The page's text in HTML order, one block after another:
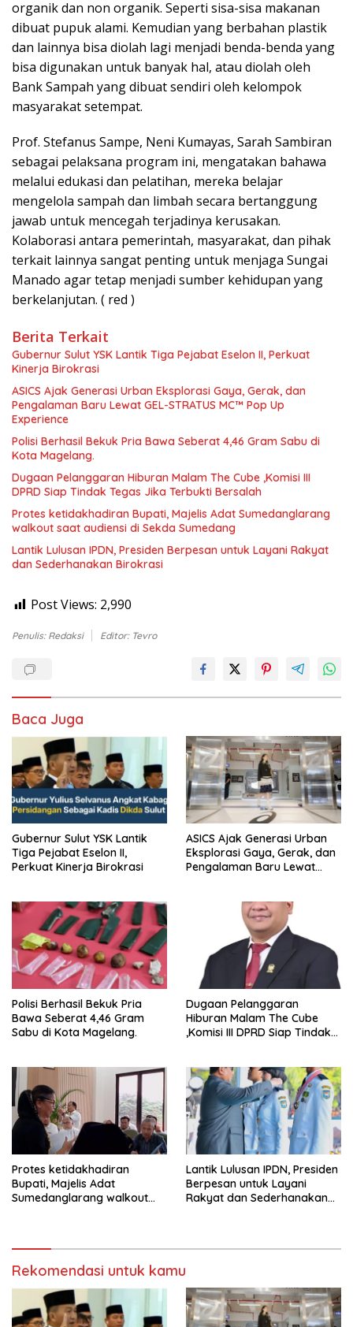
organik dan non organik. Seperti sisa-sisa makanan
dibuat pupuk alami. Kemudian yang berbahan plastik
dan lainnya bisa diolah lagi menjadi benda-benda yang
bisa digunakan untuk banyak hal, atau diolah oleh
Bank Sampah yang dibuat sendiri oleh kelompok
masyarakat setempat.
Prof. Stefanus Sampe, Neni Kumayas, Sarah Sambiran
sebagai pelaksana program ini, mengatakan bahawa
melalui edukasi dan pelatihan, mereka belajar
mengelola sampah dan limbah secara bertanggung
jawab untuk mencegah terjadinya kerusakan.
Kolaborasi antara pemerintah, masyarakat, dan pihak
terkait lainnya sangat penting untuk menjaga Sungai
Manado agar tetap menjadi sumber kehidupan yang
berkelanjutan. ( red )
Berita Terkait
Gubernur Sulut YSK Lantik Tiga Pejabat Eselon II, Perkuat
Kinerja Birokrasi
ASICS Ajak Generasi Urban Eksplorasi Gaya, Gerak, dan
Pengalaman Baru Lewat GEL-STRATUS MC™ Pop Up
Experience
Polisi Berhasil Bekuk Pria Bawa Seberat 4,46 Gram Sabu di
Kota Magelang.
Dugaan Pelanggaran Hiburan Malam The Cube ,Komisi III
DPRD Siap Tindak Tegas Jika Terbukti Bersalah
Protes ketidakhadiran Bupati, Majelis Adat Sumedanglarang
walkout saat audiensi di Sekda Sumedang
Lantik Lulusan IPDN, Presiden Berpesan untuk Layani Rakyat
dan Sederhanakan Birokrasi
Post Views: 2,990
Penulis: Redaksi Editor: Tevro
Baca Juga
Gubernur Sulut YSK Lantik
Tiga Pejabat Eselon II,
Perkuat Kinerja Birokrasi
ASICS Ajak Generasi Urban
Eksplorasi Gaya, Gerak, dan
Pengalaman Baru Lewat
Polisi Berhasil Bekuk Pria
Bawa Seberat 4,46 Gram
Sabu di Kota Magelang.
Dugaan Pelanggaran
Hiburan Malam The Cube
,Komisi III DPRD Siap Tindak
Protes ketidakhadiran
Bupati, Majelis Adat
Sumedanglarang walkout
Lantik Lulusan IPDN, Presiden
Berpesan untuk Layani
Rakyat dan Sederhanakan
Rekomendasi untuk kamu